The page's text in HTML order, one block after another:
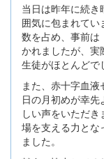
当日は昨年に続
囲気に包まれて
数を占め、事前は
かれましたが、実
生徒がほとんどで
また、赤十字血
日の月初めが幸
しい声をいただ
場を支える力とな
ました。